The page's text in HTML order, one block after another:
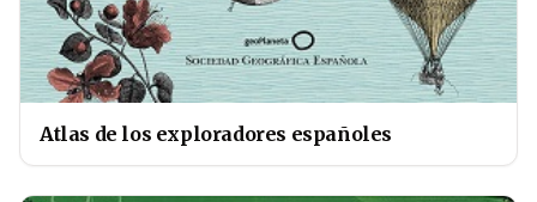
Atlas de los exploradores españoles